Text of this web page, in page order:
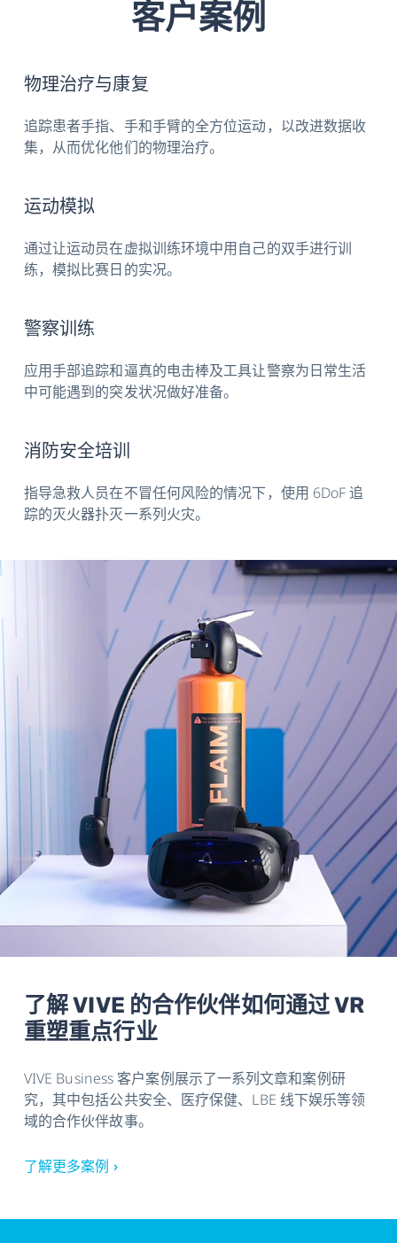
电源键、应用程序按钮、USB Type C 连
充电 USB-C接口
附件 腕带宽度：22mm（误差+/- 0.2mm）
尺寸
大小
自动
支持
寿命
客户案例
物理治疗与康复
追踪患者手指、手和手臂的全方位运动，以改进数据收
集，从而优化他们的物理治疗。
运动模拟
通过让运动员在虚拟训练环境中用自己的双手进行训
练，模拟比赛日的实况。
警察训练
应用手部追踪和逼真的电击棒及工具让警察为日常生活
中可能遇到的突发状况做好准备。
消防安全培训
指导急救人员在不冒任何风险的情况下，使用 6DoF 追
踪的灭火器扑灭一系列火灾。
了解 VIVE 的合作伙伴如何通过 VR
重塑重点行业
VIVE Business 客户案例展示了一系列文章和案例研
究，其中包括公共安全、医疗保健、LBE 线下娱乐等领
域的合作伙伴故事。
了解更多案例 ›